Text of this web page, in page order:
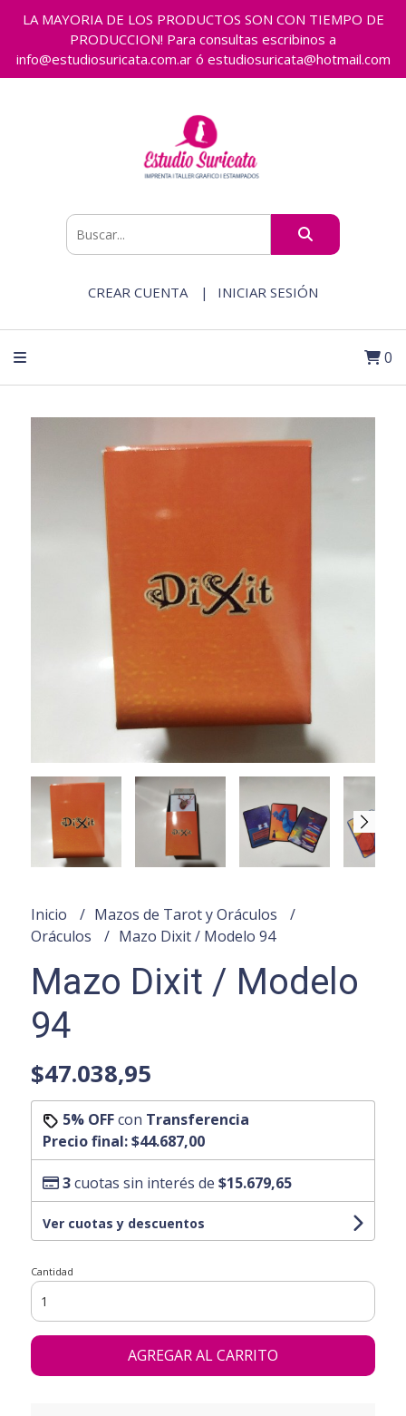
LA MAYORIA DE LOS PRODUCTOS SON CON TIEMPO DE
PRODUCCION! Para consultas escribinos a
info@estudiosuricata.com.ar ó estudiosuricata@hotmail.com
CREAR CUENTA INICIAR SESIÓN
0
Inicio
Mazos de Tarot y Oráculos
Oráculos
Mazo Dixit / Modelo 94
Mazo Dixit / Modelo
94
$47.038,95
5% OFFcon Transferencia
Precio final:$44.687,00
3cuotas sin interés de $15.679,65
Ver cuotas y descuentos
Cantidad
AGREGAR AL CARRITO